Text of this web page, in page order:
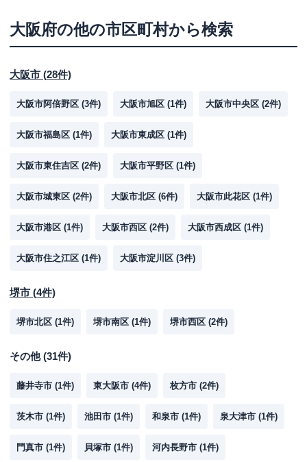
大阪府の他の市区町村から検索
大阪市 (28件)
大阪市阿倍野区 (3件) 大阪市旭区 (1件) 大阪市中央区 (2件)
大阪市福島区 (1件) 大阪市東成区 (1件)
大阪市東住吉区 (2件) 大阪市平野区 (1件)
大阪市城東区 (2件) 大阪市北区 (6件) 大阪市此花区 (1件)
大阪市港区 (1件) 大阪市西区 (2件) 大阪市西成区 (1件)
大阪市住之江区 (1件) 大阪市淀川区 (3件)
堺市 (4件)
堺市北区 (1件) 堺市南区 (1件) 堺市西区 (2件)
その他(31件)
藤井寺市 (1件) 東大阪市 (4件) 枚方市 (2件)
茨木市 (1件) 池田市 (1件) 和泉市 (1件) 泉大津市 (1件)
門真市 (1件) 貝塚市 (1件) 河内長野市 (1件)